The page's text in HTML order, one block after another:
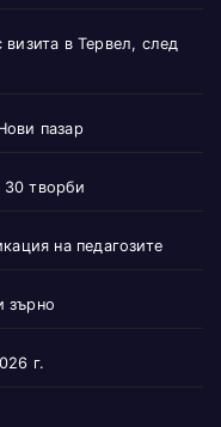
в Тервел, след
пазар
творби
на педагозите
зърно
г.